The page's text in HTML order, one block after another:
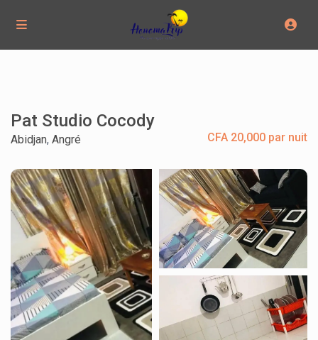
Pat Studio Cocody
CFA 20,000 par nuit
Abidjan,Angré